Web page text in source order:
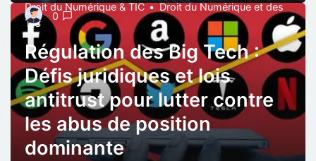
Régulation des Big Tech :
Défis juridiques et lois
antitrust pour lutter contre
les abus de position
dominante
Droit du Numérique & TIC
Droit du Numérique et des
TIC
0